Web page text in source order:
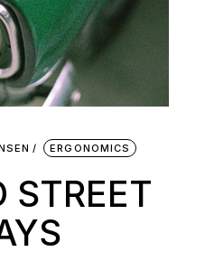
ERGONOMICS
STREET